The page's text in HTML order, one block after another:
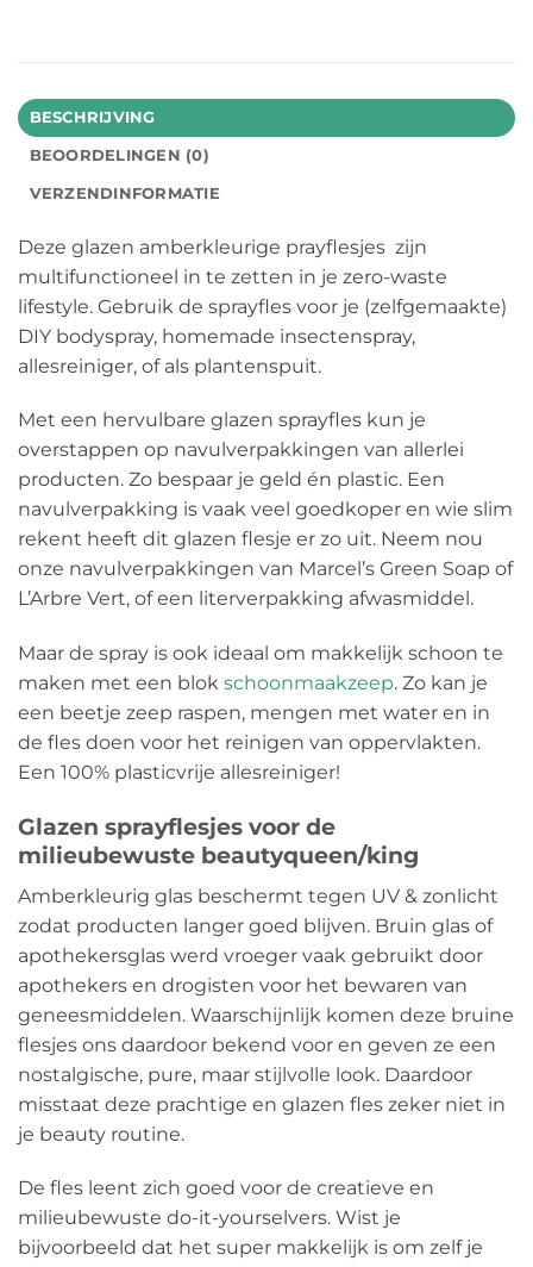
BESCHRIJVING
BEOORDELINGEN (0)
VERZENDINFORMATIE
Deze glazen amberkleurige prayflesjes zijn
multifunctioneel in te zetten in je zero-waste
lifestyle. Gebruik de sprayfles voor je (zelfgemaakte)
DIY bodyspray, homemade insectenspray,
allesreiniger, of als plantenspuit.
Met een hervulbare glazen sprayfles kun je
overstappen op navulverpakkingen van allerlei
producten. Zo bespaar je geld én plastic. Een
navulverpakking is vaak veel goedkoper en wie slim
rekent heeft dit glazen flesje er zo uit. Neem nou
onze navulverpakkingen van Marcel’s Green Soap of
L’Arbre Vert, of een literverpakking afwasmiddel.
Maar de spray is ook ideaal om makkelijk schoon te
maken met een blok schoonmaakzeep. Zo kan je
een beetje zeep raspen, mengen met water en in
de fles doen voor het reinigen van oppervlakten.
Een 100% plasticvrije allesreiniger!
Glazen sprayflesjes voor de
milieubewuste beautyqueen/king
Amberkleurig glas beschermt tegen UV & zonlicht
zodat producten langer goed blijven. Bruin glas of
apothekersglas werd vroeger vaak gebruikt door
apothekers en drogisten voor het bewaren van
geneesmiddelen. Waarschijnlijk komen deze bruine
flesjes ons daardoor bekend voor en geven ze een
nostalgische, pure, maar stijlvolle look. Daardoor
misstaat deze prachtige en glazen fles zeker niet in
je beauty routine.
De fles leent zich goed voor de creatieve en
milieubewuste do-it-yourselvers. Wist je
bijvoorbeeld dat het super makkelijk is om zelf je